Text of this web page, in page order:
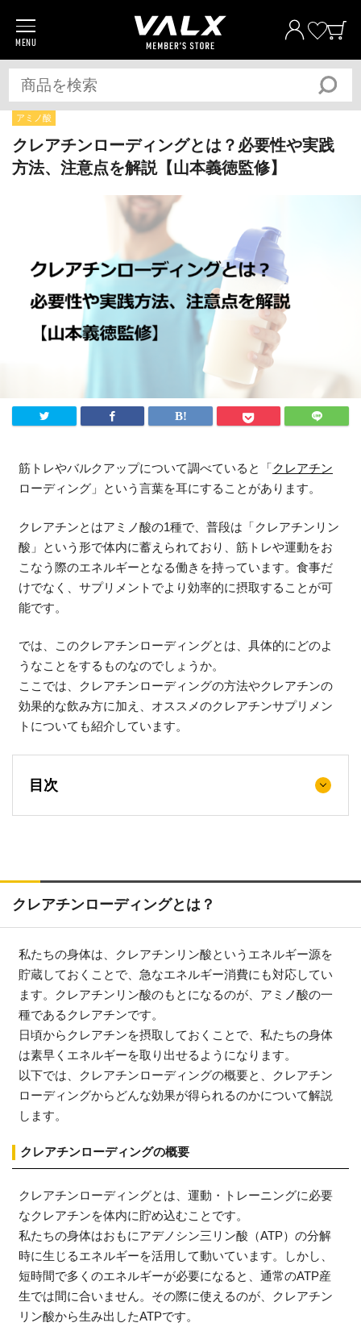
MENU
商品一覧
プロテイン
サプリメント
トレーニングギア/グッズ
アパレル
おまとめ割
おトク定期便
ベストプライス宣言
筋トレ大学PRO
ふるさと納税
楽天
ふるさとチョイス
ENGLISH
アミノ酸
クレアチンローディングとは？必要性や実践
方法、注意点を解説【山本義徳監修】
筋トレやバルクアップについて調べていると「クレアチン
ローディング」という言葉を耳にすることがあります。
クレアチンとはアミノ酸の1種で、普段は「クレアチンリン
酸」という形で体内に蓄えられており、筋トレや運動をお
こなう際のエネルギーとなる働きを持っています。食事だ
けでなく、サプリメントでより効率的に摂取することが可
能です。
では、このクレアチンローディングとは、具体的にどのよ
うなことをするものなのでしょうか。
ここでは、クレアチンローディングの方法やクレアチンの
効果的な飲み方に加え、オススメのクレアチンサプリメン
トについても紹介しています。
目次
クレアチンローディングとは？
私たちの身体は、クレアチンリン酸というエネルギー源を
貯蔵しておくことで、急なエネルギー消費にも対応してい
ます。クレアチンリン酸のもとになるのが、アミノ酸の一
種であるクレアチンです。
日頃からクレアチンを摂取しておくことで、私たちの身体
は素早くエネルギーを取り出せるようになります。
以下では、クレアチンローディングの概要と、クレアチン
ローディングからどんな効果が得られるのかについて解説
します。
クレアチンローディングの概要
クレアチンローディングとは、運動・トレーニングに必要
なクレアチンを体内に貯め込むことです。
私たちの身体はおもにアデノシン三リン酸（ATP）の分解
時に生じるエネルギーを活用して動いています。しかし、
短時間で多くのエネルギーが必要になると、通常のATP産
生では間に合いません。その際に使えるのが、クレアチン
リン酸から生み出したATPです。